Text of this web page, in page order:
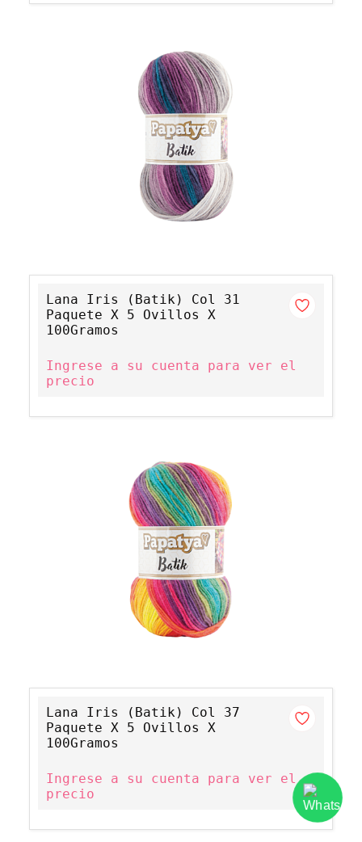
Lana Iris (Batik) Col 31
Paquete X 5 Ovillos X
100Gramos
Ingrese a su cuenta para ver el
precio
Lana Iris (Batik) Col 37
Paquete X 5 Ovillos X
100Gramos
Ingrese a su cuenta para ver el
precio